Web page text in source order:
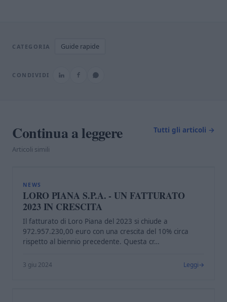
CATEGORIA Guide rapide
CONDIVIDI
Continua a leggere
Articoli simili
Tutti gli articoli →
NEWS
LORO PIANA S.P.A. - UN FATTURATO
2023 IN CRESCITA
Il fatturato di Loro Piana del 2023 si chiude a
972.957.230,00 euro con una crescita del 10% circa
rispetto al biennio precedente. Questa cr…
3 giu 2024 Leggi